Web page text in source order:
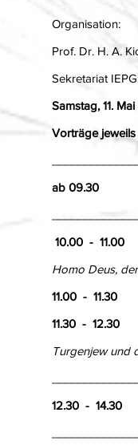
Organisation:
Prof. Dr. H. A.
Sekretariat
Samstag, 11.
Vorträge
ab 09.30
10.00 - 11.00
Homo Deus,
11.00 - 11.30
11.30 - 12.30
Turgenjew und
12.30 - 14.30